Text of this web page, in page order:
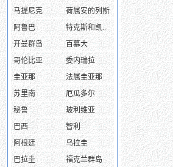
马提尼克
荷属安的列斯
阿鲁巴
特克斯和凯..
开曼群岛
百慕大
哥伦比亚
委内瑞拉
圭亚那
法属圭亚那
苏里南
厄瓜多尔
秘鲁
玻利维亚
巴西
智利
阿根廷
乌拉圭
巴拉圭
福克兰群岛